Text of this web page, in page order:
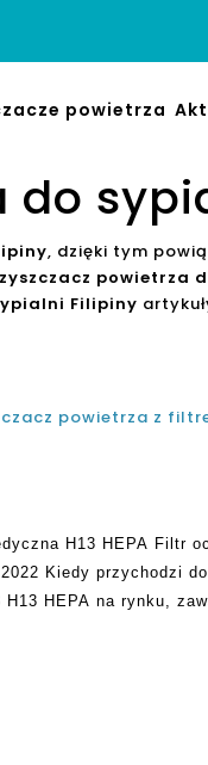
powietrza
do
, dzięki tym
powietrza
Filipiny
H13 HEPA Filtr
Kiedy przychodzi
HEPA na rynku,